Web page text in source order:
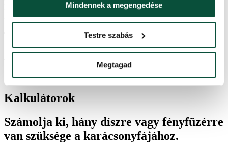
Mindennek a megengedése
Testre szabás
Megtagad
NE TEGYE KI TŰZNEK ÉS LÁNGNAK. Csak az utasításoknak
megfelelően használja.
Termékparaméterek
Ártörténet
Az elmúlt 30 napban a legalacsonyabb ár6,820Ftvolt.
Kalkulátorok
Számolja ki, hány díszre vagy fényfüzérre
van szüksége a karácsonyfájához.